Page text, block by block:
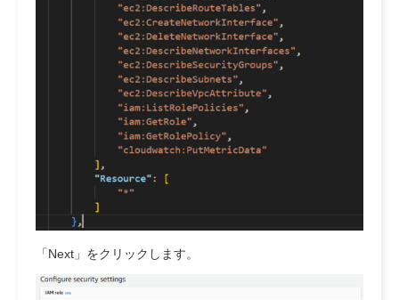
「Next」をクリックします。